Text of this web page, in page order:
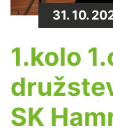
31. 10.
1.kolo
SK